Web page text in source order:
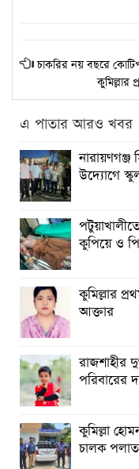
চাকরির নয় বছরে
কুমিল্লার
এ পাতার আরও খবর
নারায়ণগঞ্জ
উদ্যোগে
কুপিয়ে ও
কুমিল্লার
আক্তার
রাজশাহীর
পরিবারের
কুমিল্লা
চালক